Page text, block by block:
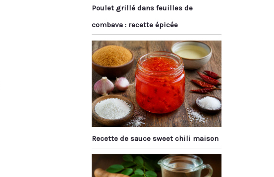
Poulet grillé dans feuilles de
combava : recette épicée
Recette de sauce sweet chili maison